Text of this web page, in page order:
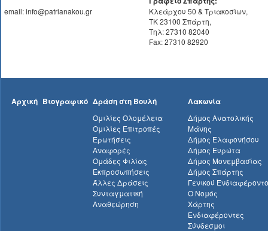
email: info@patrianakou.gr
Κλεάρχου 50 & Τριακοσίων,
ΤΚ 23100 Σπάρτη,
Τηλ: 27310 82040
Fax: 27310 82920
Αρχική Βιογραφικό Δράση στη Βουλή
Ομιλίες Ολομέλεια
Ομιλίες Επιτροπές
Ερωτήσεις
Αναφορές
Ομάδες Φιλίας
Εκπροσωπήσεις
Άλλες Δράσεις
Συνταγματική
Αναθεώρηση
Λακωνία
Δήμος Ανατολικής
Μάνης
Δήμος Ελαφονήσου
Δήμος Ευρώτα
Δήμος Μονεμβασίας
Δήμος Σπάρτης
Γενικού
Ο Νομός
Χάρτης
Ενδιαφέροντες
Σύνδεσμοι